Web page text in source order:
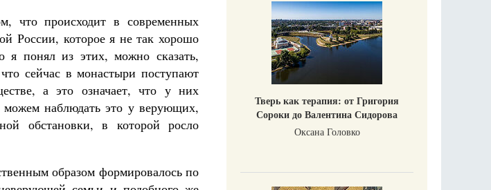
что происходит в современных
России, которое я не так хорошо
я понял из этих, можно сказать,
сейчас в монастыри поступают
а это означает, что у них
можем наблюдать это у верующих,
обстановки, в которой росло
образом формировалось по
Тверь как терапия: от Григория
Сороки до Валентина Сидорова
Оксана Головко